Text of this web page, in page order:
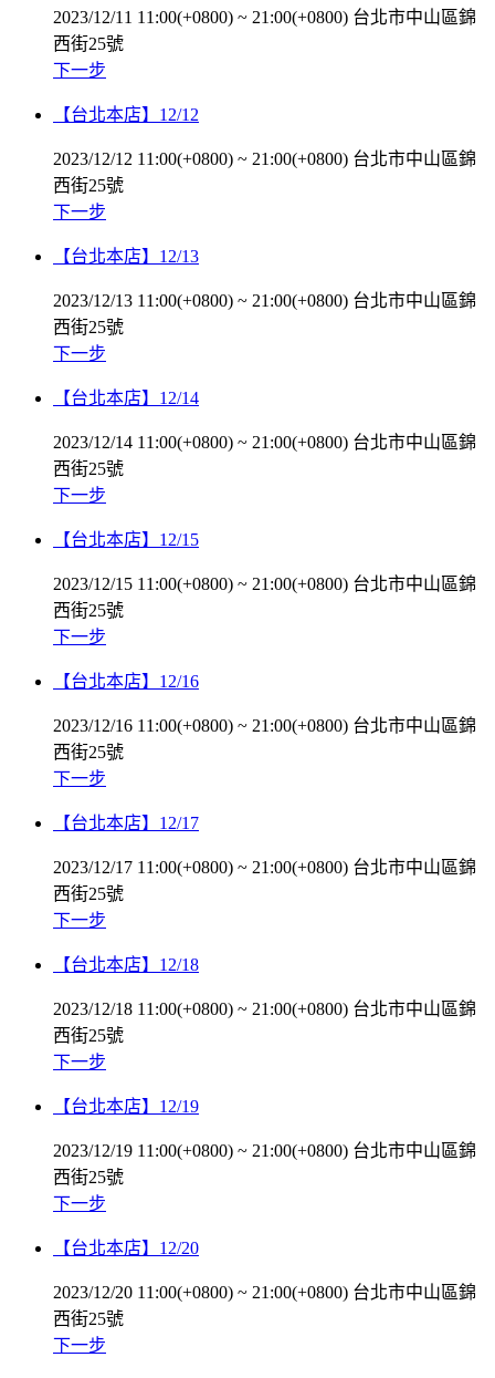
2023/12/11 11:00(+0800) ~ 21:00(+0800) 台北市中山區錦
西街25號
下一步
【台北本店】12/12
2023/12/12 11:00(+0800) ~ 21:00(+0800) 台北市中山區錦
西街25號
下一步
【台北本店】12/13
2023/12/13 11:00(+0800) ~ 21:00(+0800) 台北市中山區錦
西街25號
下一步
【台北本店】12/14
2023/12/14 11:00(+0800) ~ 21:00(+0800) 台北市中山區錦
西街25號
下一步
【台北本店】12/15
2023/12/15 11:00(+0800) ~ 21:00(+0800) 台北市中山區錦
西街25號
下一步
【台北本店】12/16
2023/12/16 11:00(+0800) ~ 21:00(+0800) 台北市中山區錦
西街25號
下一步
【台北本店】12/17
2023/12/17 11:00(+0800) ~ 21:00(+0800) 台北市中山區錦
西街25號
下一步
【台北本店】12/18
2023/12/18 11:00(+0800) ~ 21:00(+0800) 台北市中山區錦
西街25號
下一步
【台北本店】12/19
2023/12/19 11:00(+0800) ~ 21:00(+0800) 台北市中山區錦
西街25號
下一步
【台北本店】12/20
2023/12/20 11:00(+0800) ~ 21:00(+0800) 台北市中山區錦
西街25號
下一步